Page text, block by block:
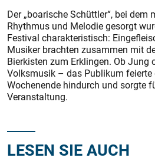
Der „boarische Schüttler“, bei dem
Rhythmus und Melodie gesorgt
Festival charakteristisch:
Musiker brachten zusammen mit
Bierkisten zum Erklingen. Ob Jung
Volksmusik – das Publikum
Wochenende hindurch und sorgte
Veranstaltung.
LESEN SIE AUCH